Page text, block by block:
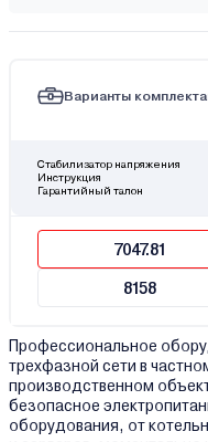
Варианты
Стабилизатор напряжения
Инструкция
Гарантийный талон
7047.81
8158
Профессиональное
трехфазной сети в
производственном
безопасное
оборудования, от